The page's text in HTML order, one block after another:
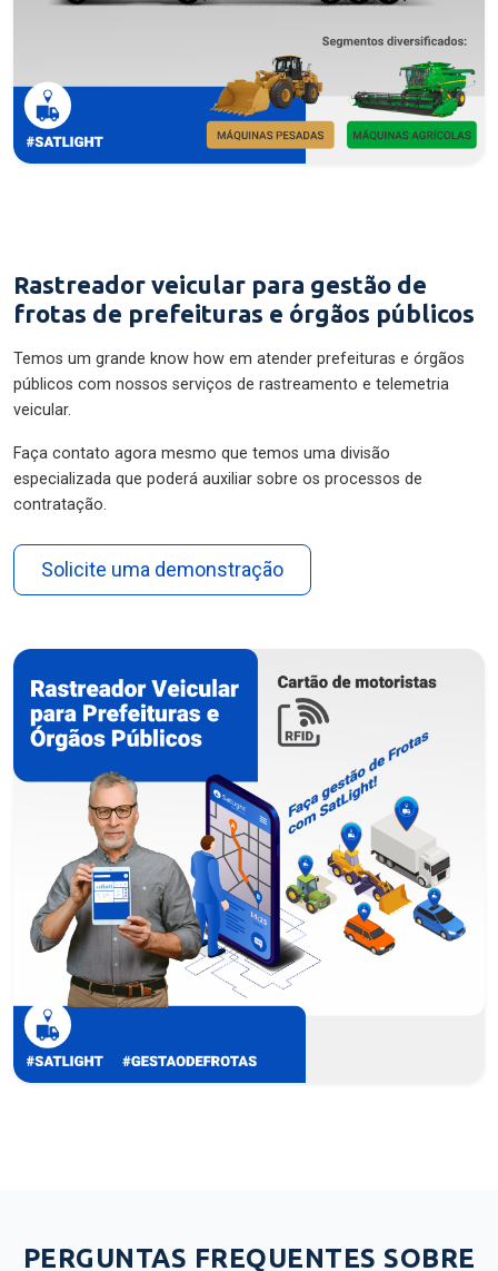
Rastreador veicular para gestão de
frotas de prefeituras e órgãos públicos
Temos um grande know how em atender prefeituras e órgãos
públicos com nossos serviços de rastreamento e telemetria
veicular.
Faça contato agora mesmo que temos uma divisão
especializada que poderá auxiliar sobre os processos de
contratação.
Solicite uma demonstração
PERGUNTAS FREQUENTES SOBRE